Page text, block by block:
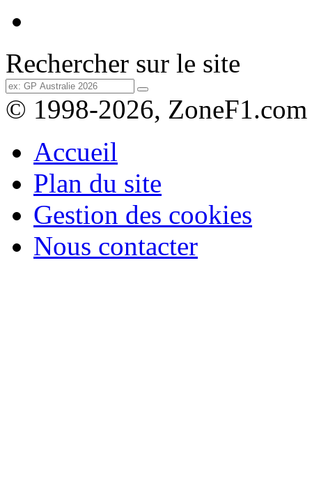
Rechercher sur le site
© 1998-2026, ZoneF1.com
Accueil
Plan du site
Gestion des cookies
Nous contacter